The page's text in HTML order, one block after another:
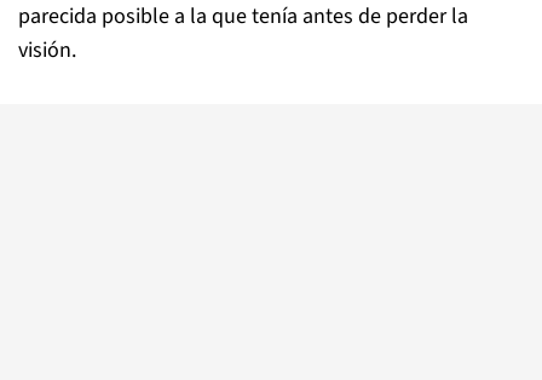
parecida posible a la que tenía antes de perder la
visión.